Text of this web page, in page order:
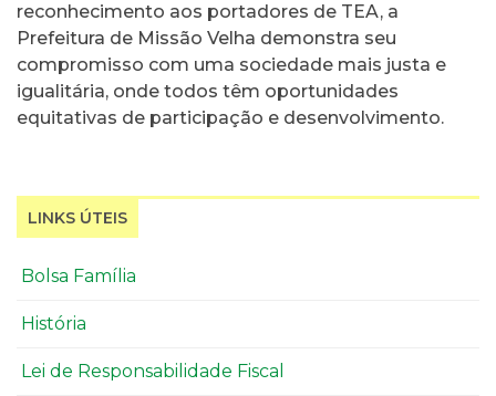
reconhecimento aos portadores de TEA, a
Prefeitura de Missão Velha demonstra seu
compromisso com uma sociedade mais justa e
igualitária, onde todos têm oportunidades
equitativas de participação e desenvolvimento.
LINKS ÚTEIS
Bolsa Família
História
Lei de Responsabilidade Fiscal